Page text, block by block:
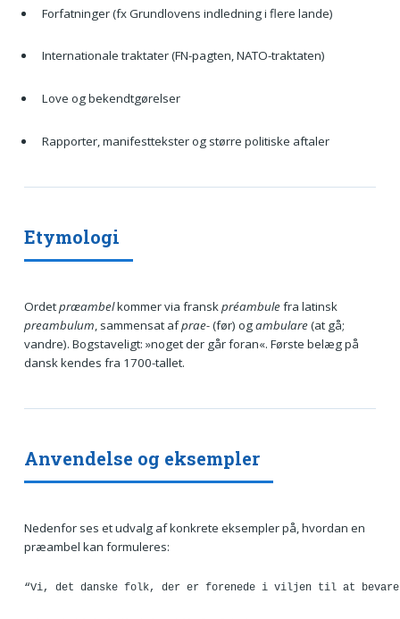
Forfatninger (fx Grundlovens indledning i flere lande)
Internationale traktater (FN-pagten, NATO-traktaten)
Love og bekendtgørelser
Rapporter, manifest­tekster og større politiske aftaler
Etymologi
Ordetpræambelkommer via franskpréambulefra latinsk
preambulum , sammensat afprae-(før) ogambulare(at gå;
vandre). Bogstaveligt: »noget der går foran«. Første belæg på
dansk kendes fra 1700-tallet.
Anvendelse og eksempler
Nedenfor ses et udvalg af konkrete eksempler på, hvordan en
præambel kan formuleres:
“Vi, det danske folk, der er forenede i viljen til at